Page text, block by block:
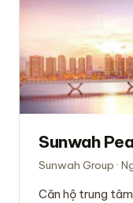
Sunwah
Sunwah Group ·
Căn hộ trung